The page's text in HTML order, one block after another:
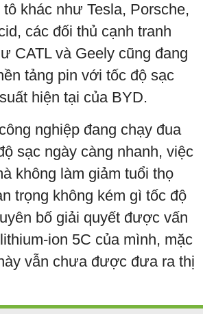
khác như Tesla, Porsche,
các đối thủ cạnh tranh
CATL và Geely cũng đang
tảng pin với tốc độ sạc
hiện tại của BYD.
nghiệp đang chạy đua
sạc ngày càng nhanh, việc
không làm giảm tuổi thọ
trọng không kém gì tốc độ
bố giải quyết được vấn
ion 5C của mình, mặc
vẫn chưa được đưa ra thị